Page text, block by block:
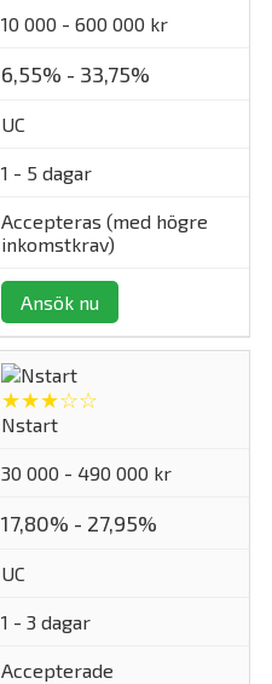
10 000 - 600 000 kr
6,55% - 33,75%
UC
1 - 5 dagar
Accepteras (med högre
inkomstkrav)
Ansök nu
★★★☆☆
Nstart
30 000 - 490 000 kr
17,80% - 27,95%
UC
1 - 3 dagar
Accepterade